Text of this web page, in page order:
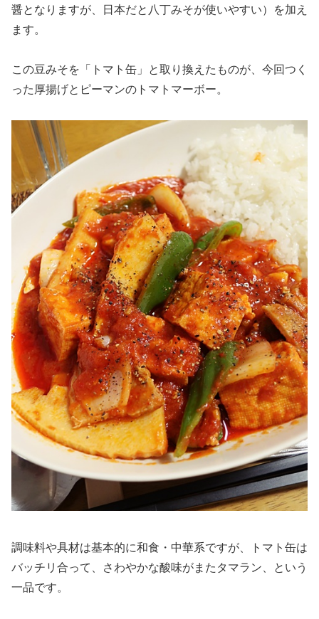
醤となりますが、日本だと八丁みそが使いやすい）を加え
ます。
この豆みそを「トマト缶」と取り換えたものが、今回つく
った厚揚げとピーマンのトマトマーボー。
調味料や具材は基本的に和食・中華系ですが、トマト缶は
バッチリ合って、さわやかな酸味がまたタマラン、という
一品です。